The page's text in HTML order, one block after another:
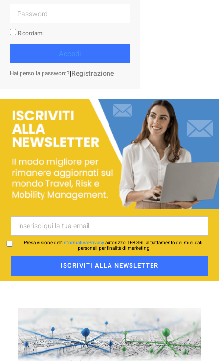
Ricordami
Accedi
Hai perso la password?|Registrazione
Presa visione dell’Informativa Privacyautorizzo TFB SRL al trattamento dei miei dati
personali per finalità di marketing
ISCRIVITI ALLA NEWSLETTER